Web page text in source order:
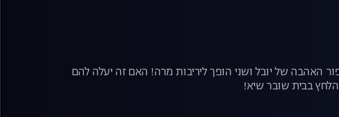
של יובל ושני הופך ליריבות מרה! האם זה יעלה להם
בבית שובר שיא!